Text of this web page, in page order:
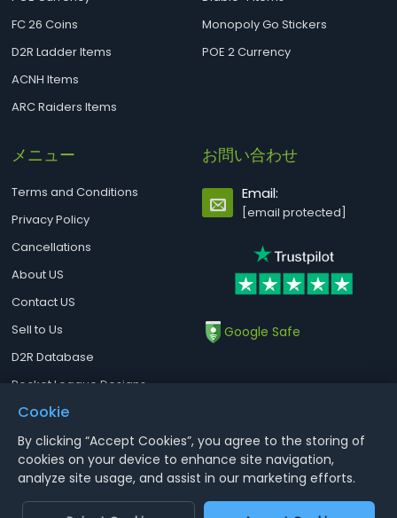
FC 26 Coins
D2R Ladder Items
ACNH Items
ARC Raiders Items
Monopoly Go Stickers
POE 2 Currency
メニュー
Terms and Conditions
Privacy Policy
Cancellations
About US
Contact US
Sell to Us
D2R Database
Rocket League Designs
お問い合わせ
Email:
[email protected]
Google Safe
Notice : Using illegal leveling and gold service might terminate the
account
Aoeah.com Copyright 2017-2026, Inc. All Rights Reserved
Cookie
By clicking “Accept Cookies”, you agree to the storing of
cookies on your device to enhance site navigation,
analyze site usage, and assist in our marketing efforts.